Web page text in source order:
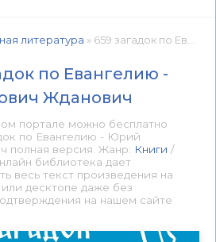
литература » 659 загадок по Евангелию - Юрий Михайлович Жданович 📕 - Книга онлайн бесплатно
по Евангелию -
Жданович
портале можно бесплатно
по Евангелию - Юрий
полная версия. Жанр: Книги /
библиотека дает
весь текст произведения на
десктопе даже без
на нашем сайте